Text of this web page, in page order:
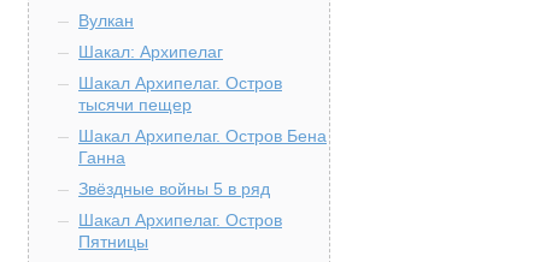
Вулкан
Шакал: Архипелаг
Шакал Архипелаг. Остров
тысячи пещер
Шакал Архипелаг. Остров Бена
Ганна
Звёздные войны 5 в ряд
Шакал Архипелаг. Остров
Пятницы